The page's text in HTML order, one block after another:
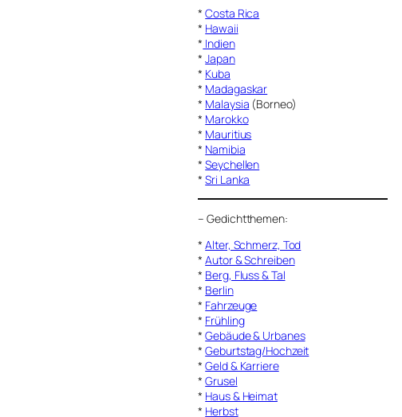
*Costa Rica
* Hawaii
* Indien
*Japan
* Kuba
* Madagaskar
* Malaysia (Borneo)
* Marokko
* Mauritius
* Namibia
*Seychellen
*Sri Lanka
–Gedichtthemen:
*Alter, Schmerz, Tod
*Autor & Schreiben
* Berg, Fluss & Tal
* Berlin
* Fahrzeuge
* Frühling
*Gebäude & Urbanes
*Geburtstag/Hochzeit
*Geld & Karriere
*Grusel
* Haus & Heimat
* Herbst